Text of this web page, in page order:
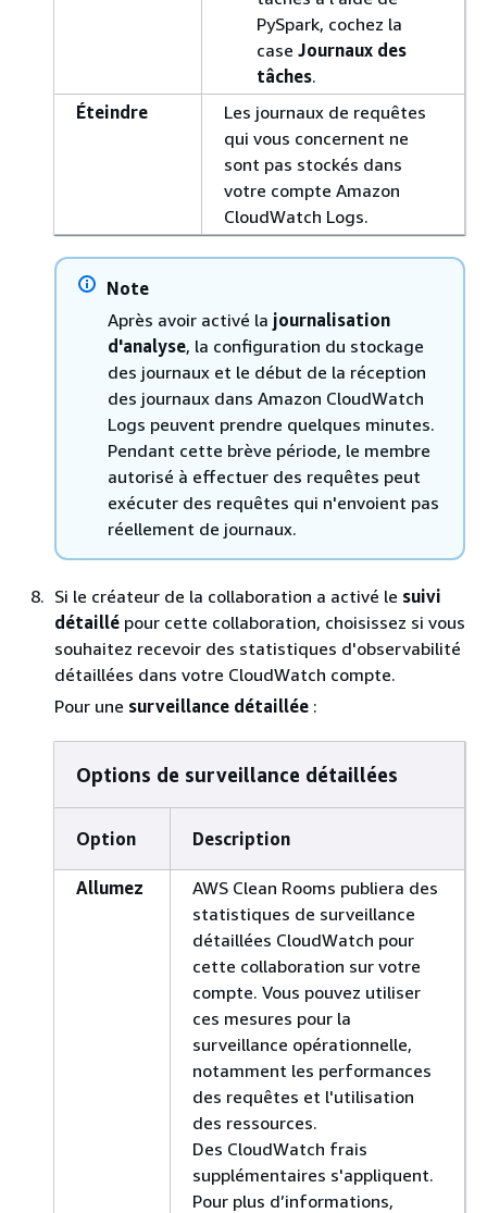
PySpark, cochez la
case Journaux des
tâches.
Éteindre
Les journaux de requêtes
qui vous concernent ne
sont pas stockés dans
votre compte Amazon
CloudWatch Logs.
Note
Après avoir activé la journalisation
d'analyse, la configuration du stockage
des journaux et le début de la réception
des journaux dans Amazon CloudWatch
Logs peuvent prendre quelques minutes.
Pendant cette brève période, le membre
autorisé à effectuer des requêtes peut
exécuter des requêtes qui n'envoient pas
réellement de journaux.
Si le créateur de la collaboration a activé le suivi
détaillé pour cette collaboration, choisissez si vous
souhaitez recevoir des statistiques d'observabilité
détaillées dans votre CloudWatch compte.
Pour une surveillance détaillée :
Options de surveillance détaillées
Option Description
Allumez
AWS Clean Rooms publiera des
statistiques de surveillance
détaillées CloudWatch pour
cette collaboration sur votre
compte. Vous pouvez utiliser
ces mesures pour la
surveillance opérationnelle,
notamment les performances
des requêtes et l'utilisation
des ressources.
Des CloudWatch frais
supplémentaires s'appliquent.
Pour plus d’informations,